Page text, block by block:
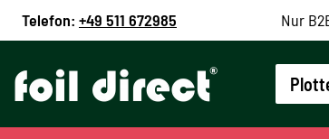
Telefon: +49 511 672985 Nur